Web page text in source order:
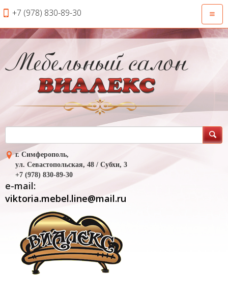
+7 (978) 830-89-30
г. Симферополь,
ул. Севастопольская, 48 / Субхи, 3
+7 (978) 830-89-30
e-mail:
viktoria.mebel.line@mail.ru